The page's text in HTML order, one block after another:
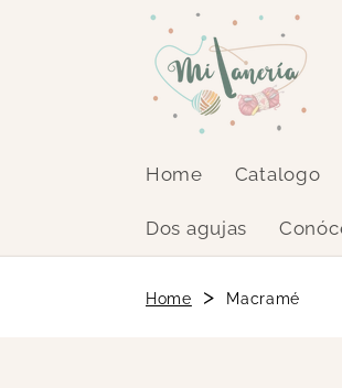
Home Catalogo
Dos agujas
Home > Macramé